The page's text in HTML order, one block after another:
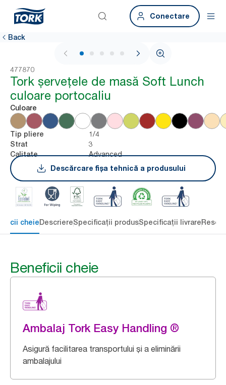
Conectare
Back
1 / 6
477870
Tork șervețele de masă Soft Lunch
culoare portocaliu
Culoare
Tip pliere 1/4
Strat 3
Calitate
Advanced
Descărcare fișa tehnică a produsului
cheieDescriereSpecificații produsSpecificații livrare
Beneficii cheie
Ambalaj Tork Easy Handling ®
Asigură facilitarea transportului și a eliminării
ambalajului